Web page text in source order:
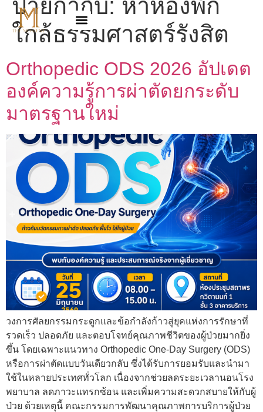
ป้ายกำกับ: หาห้องพัก
ใกล้ธรรมศาสตร์รังสิต
Orthopedic ODS 2026 อัปเดต
องค์ความรู้การผ่าตัดยกระดับ
มาตรฐานใหม่
วงการศัลยกรรมกระดูกและข้อกำลังก้าวสู่ยุคแห่งการรักษาที่
รวดเร็ว ปลอดภัย และตอบโจทย์คุณภาพชีวิตของผู้ป่วยมากยิ่ง
ขึ้น โดยเฉพาะแนวทาง Orthopedic One-Day Surgery (ODS)
หรือการผ่าตัดแบบวันเดียวกลับ ซึ่งได้รับการยอมรับและนำมา
ใช้ในหลายประเทศทั่วโลก เนื่องจากช่วยลดระยะเวลานอนโรง
พยาบาล ลดภาวะแทรกซ้อน และเพิ่มความสะดวกสบายให้กับผู้
ป่วย ด้วยเหตุนี้ คณะกรรมการพัฒนาคุณภาพการบริการผู้ป่วย